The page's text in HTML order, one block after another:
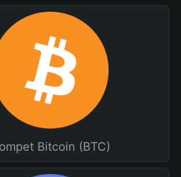
Bitcoin (BTC)